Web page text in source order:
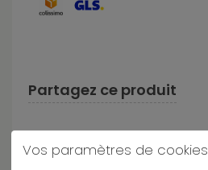
Partagez ce produit
Vos paramètres de cookies